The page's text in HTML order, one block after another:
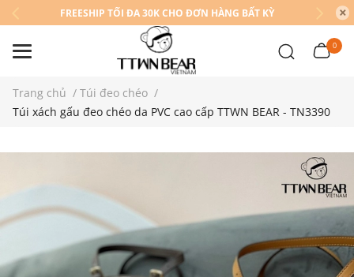
FREESHIP TỐI ĐA 30K CHO ĐƠN HÀNG BẤT KỲ
0
Trang chủ / Túi đeo chéo /
Túi xách gấu đeo chéo da PVC cao cấp TTWN BEAR - TN3390